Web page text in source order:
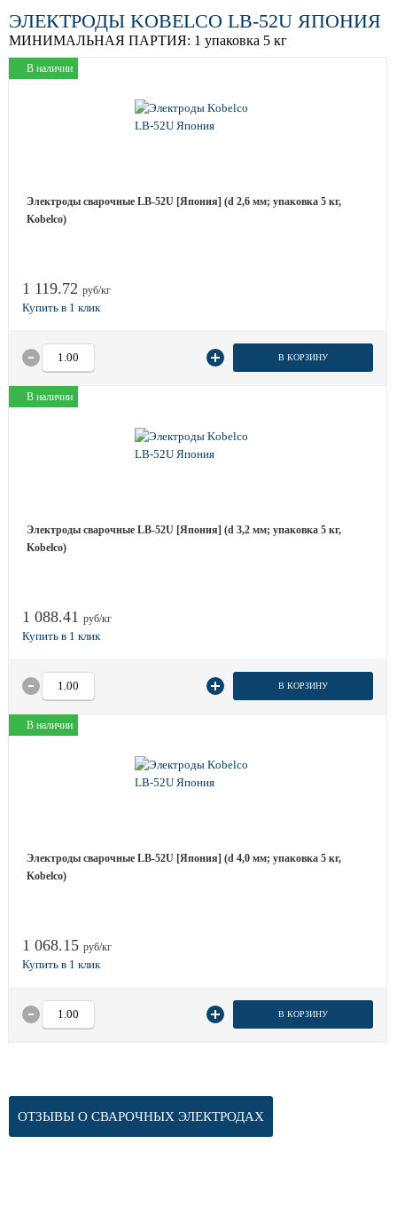
ЭЛЕКТРОДЫ KOBELCO LB-52U ЯПОНИЯ
МИНИМАЛЬНАЯ ПАРТИЯ: 1 упаковка 5 кг
В наличии
Электроды сварочные LB-52U [Япония] (d 2,6 мм; упаковка 5 кг,
Kobelco)
1 119.72 руб/кг
В КОРЗИНУ
В наличии
Электроды сварочные LB-52U [Япония] (d 3,2 мм; упаковка 5 кг,
Kobelco)
1 088.41 руб/кг
В КОРЗИНУ
В наличии
Электроды сварочные LB-52U [Япония] (d 4,0 мм; упаковка 5 кг,
Kobelco)
1 068.15 руб/кг
В КОРЗИНУ
ОТЗЫВЫ О СВАРОЧНЫХ ЭЛЕКТРОДАХ